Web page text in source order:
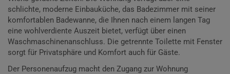
schlichte, moderne Einbauküche, das Badezimmer mit seiner
komfortablen Badewanne, die Ihnen nach einem langen Tag
eine wohlverdiente Auszeit bietet, verfügt über einen
Waschmaschinenanschluss. Die getrennte Toilette mit Fenster
sorgt für Privatsphäre und Komfort auch für Gäste.
Der Personenaufzug macht den Zugang zur Wohnung